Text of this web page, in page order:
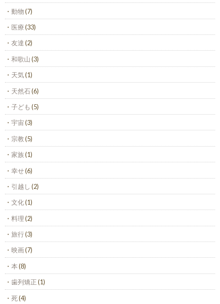
動物(7)
医療(33)
友達(2)
和歌山(3)
天気(1)
天然石(6)
子ども (5)
宇宙(3)
宗教(5)
家族(1)
幸せ(6)
引越し (2)
文化(1)
料理(2)
旅行(3)
映画(7)
本(8)
歯列矯正(1)
死(4)